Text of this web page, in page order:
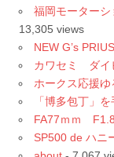
福岡モーター
13,305 views
NEW G’s
カワセミ ダイ
ホークス応援ゆ
「博多包丁」
FA77ｍｍ
SP500 de ハ